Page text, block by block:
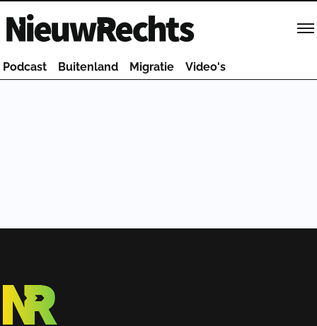
Homepage van NieuwRechts
Podcast Buitenland Migratie Video's